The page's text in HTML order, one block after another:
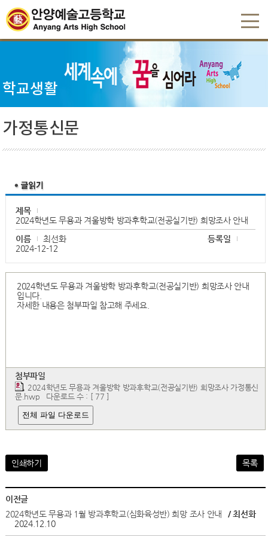
학교생활
가정통신문
제목
2024학년도 무용과 겨울방학 방과후학교(전공실기반) 희망조사 안내
이름
최선화
등록일
2024-12-12
2024학년도 무용과 겨울방학 방과후학교(전공실기반) 희망조사 안내
입니다.
자세한 내용은 첨부파일 참고해 주세요.
첨부파일
2024학년도 무용과 겨울방학 방과후학교(전공실기반) 희망조사 가정통신
문.hwp 다운로드 수 : [ 77 ]
전체 파일 다운로드
인쇄하기 목록
이전글
2024학년도 무용과 1월 방과후학교(심화육성반) 희망 조사 안내
/ 최선화
2024.12.10